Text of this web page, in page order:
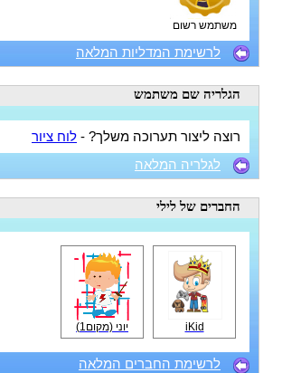
משתמש רשום
לרשימת המדליות המלאה
הגלריה שם משתמש
רוצה ליצור תערוכה משלך? - לוח ציור
לגלריה המלאה
החברים של לילי
iKid יוני (מקום1)
לרשימת החברים המלאה